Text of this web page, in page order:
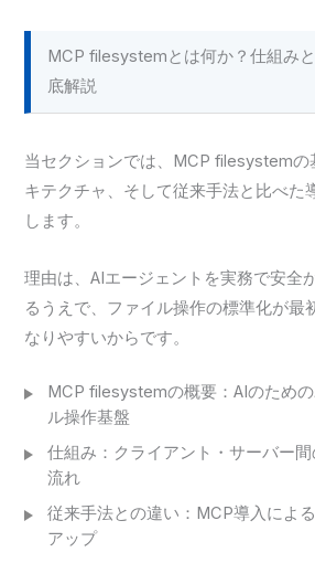
MCP filesystemとは何か？仕組み
底解説
当セクションでは、MCP filesystemの
キテクチャ、そして従来手法と比べた
します。
理由は、AIエージェントを実務で安全
るうえで、ファイル操作の標準化が最
なりやすいからです。
MCP filesystemの概要：AIのため
ル操作基盤
仕組み：クライアント・サーバー
流れ
従来手法との違い：MCP導入によ
アップ